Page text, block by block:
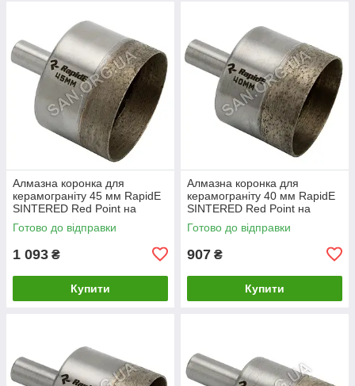
Алмазна коронка для
керамограніту 45 мм RapidE
SINTERED Red Point на
Дриль
Готово до відправки
1 093 ₴
Купити
Алмазна коронка для
керамограніту 40 мм RapidE
SINTERED Red Point на
Дриль
Готово до відправки
907 ₴
Купити